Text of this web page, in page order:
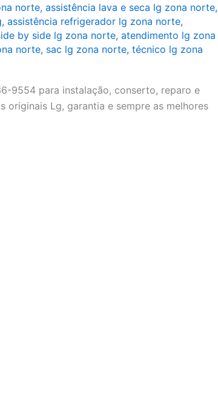
norte, assistência lava e seca lg zona norte,
, assistência refrigerador lg zona norte,
by side lg zona norte, atendimento lg zona
norte, sac lg zona norte, técnico lg zona
9554 para instalação, conserto, reparo e
originais Lg, garantia e sempre as melhores